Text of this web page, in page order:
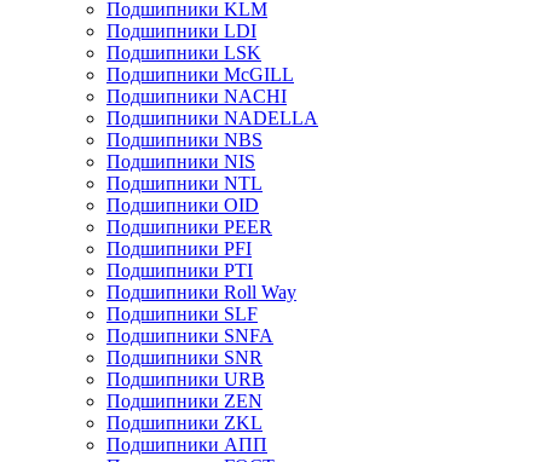
Подшипники KLM
Подшипники LDI
Подшипники LSK
Подшипники McGILL
Подшипники NACHI
Подшипники NADELLA
Подшипники NBS
Подшипники NIS
Подшипники NTL
Подшипники OID
Подшипники PEER
Подшипники PFI
Подшипники PTI
Подшипники Roll Way
Подшипники SLF
Подшипники SNFA
Подшипники SNR
Подшипники URB
Подшипники ZEN
Подшипники ZKL
Подшипники АПП